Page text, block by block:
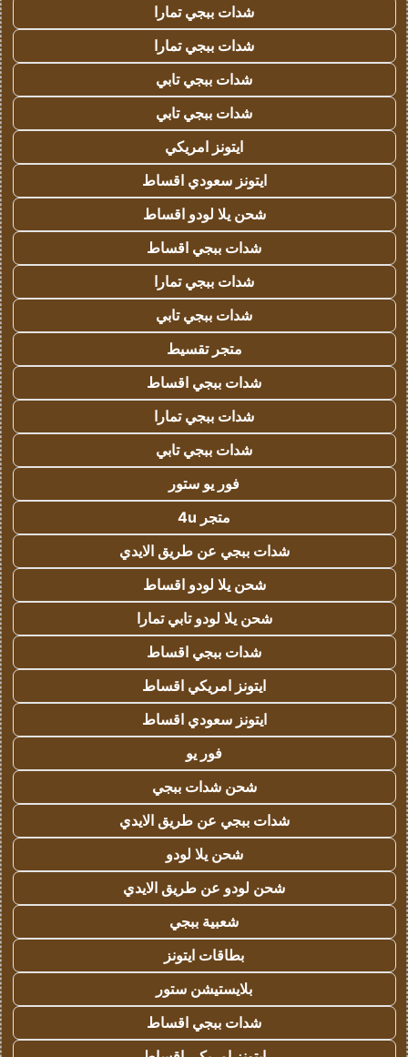
شدات ببجي تمارا
شدات ببجي تمارا
شدات ببجي تابي
شدات ببجي تابي
ايتونز امريكي
ايتونز سعودي اقساط
شحن يلا لودو اقساط
شدات ببجي اقساط
شدات ببجي تمارا
شدات ببجي تابي
متجر تقسيط
شدات ببجي اقساط
شدات ببجي تمارا
شدات ببجي تابي
فور يو ستور
متجر 4u
شدات ببجي عن طريق الايدي
شحن يلا لودو اقساط
شحن يلا لودو تابي تمارا
شدات ببجي اقساط
ايتونز امريكي اقساط
ايتونز سعودي اقساط
فور يو
شحن شدات ببجي
شدات ببجي عن طريق الايدي
شحن يلا لودو
شحن لودو عن طريق الايدي
شعبية ببجي
بطاقات ايتونز
بلايستيشن ستور
شدات ببجي اقساط